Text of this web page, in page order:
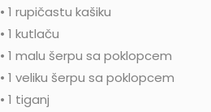
• 1 rupičastu kašiku
• 1 kutlaču
• 1 malu šerpu sa poklopcem
• 1 veliku šerpu sa poklopcem
• 1 tiganj